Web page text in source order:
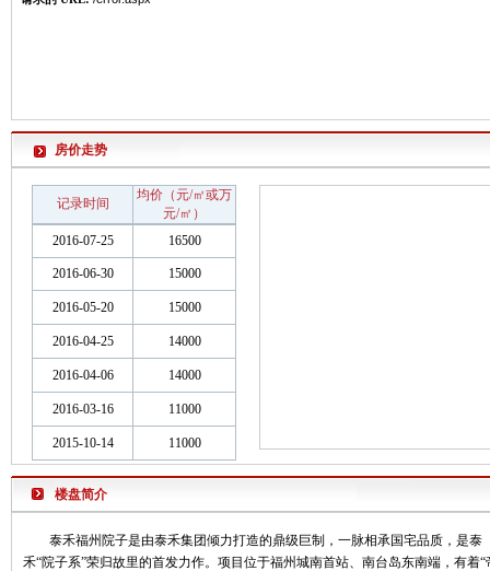
房价走势
记录时间
均价（元/㎡或万
元/㎡）
2016-07-25
16500
2016-06-30 15000
2016-05-20 15000
2016-04-25 14000
2016-04-06 14000
2016-03-16 11000
2015-10-14 11000
楼盘简介
泰禾福州院子是由泰禾集团倾力打造的鼎级巨制，一脉相承国宅品质，是泰
禾“院子系”荣归故里的首发力作。项目位于福州城南首站、南台岛东南端，有着“